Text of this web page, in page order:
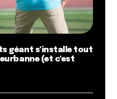
géant s’installe tout
(et c’est